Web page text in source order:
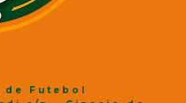
de Futebol